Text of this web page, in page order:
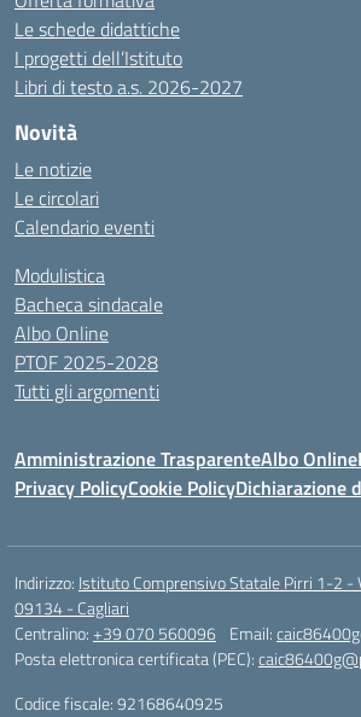
Le schede didattiche
I progetti dell’Istituto
Libri di testo a.s. 2026-2027
Novità
Le notizie
Le circolari
Calendario eventi
Modulistica
Bacheca sindacale
Albo Online
PTOF 2025-2028
Tutti gli argomenti
Amministrazione TrasparenteAlbo Online
Privacy PolicyCookie PolicyDichiarazione
Indirizzo: Istituto Comprensivo Statale Pirri 1-2 -
09134 - Cagliari
Centralino:+39 070 560096 Email:
Posta elettronica certificata (PEC):
Codice fiscale: 92168640925